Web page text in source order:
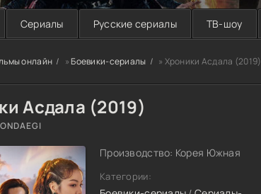
Сериалы Русские сериалы ТВ-шоу
онлайн »Боевики-сериалы » Хроники Асдала (2019)
Асдала (2019)
Производство: Корея Южная
Категории: